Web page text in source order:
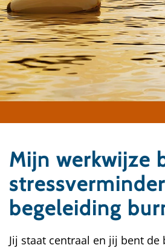
Mijn werkwijze
begeleiding
Jij staat centraal en jij bent de